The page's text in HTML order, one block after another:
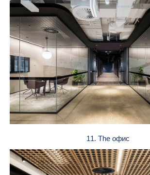
11. The офис